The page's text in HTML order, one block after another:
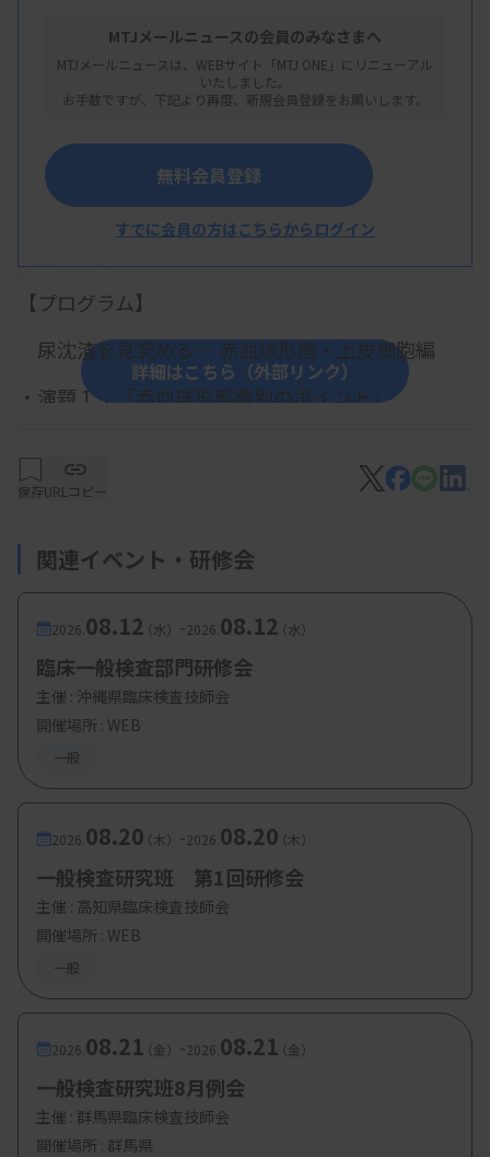
岩手県紫波郡矢巾町医大通一丁目1番1号
岩手県臨床衛生検査技師会
概 要
【プログラム】
尿沈渣を見究める― 赤血球形態・上皮細胞編
・演題１：「赤血球形態鑑別のポイント」
・演題２：「上皮細胞鑑別のポイント」
古川 楓 技師（仙台市立病院）
・尿沈渣鏡検 実習
白井 竜二 技師（仙台市立病院）
奥 明日香 技師（東北医科薬科大学病院）
畠山 和枝 技師 （岩手医科大学附属病院）
・参加費：会員・賛助会員： 2,000円 非会員：
9,000円
・定 員：40名
詳細はこちら（外部リンク）
MTJメールニュースの会員のみなさまへ
MTJメールニュースは、WEBサイト「MTJ ONE」にリニューアル
いたしました。
お手数ですが、下記より再度、新規会員登録をお願いします。
無料会員登録
すでに会員の方はこちらからログイン
保存URLコピー
関連イベント・研修会
2026. 08.12（水） -2026. 08.12（水）
臨床一般検査部門研修会
主催 : 沖縄県臨床検査技師会
開催場所 : WEB
一般
2026. 08.20（木） -2026. 08.20（木）
一般検査研究班 第1回研修会
主催 : 高知県臨床検査技師会
開催場所 : WEB
一般
2026. 08.21（金） -2026. 08.21（金）
一般検査研究班8月例会
主催 : 群馬県臨床検査技師会
開催場所 : 群馬県